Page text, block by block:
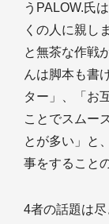
うPALOW.氏
くの人に親し
と無茶な作戦
んは脚本も書
ター」、「お
ことでスムー
とが多い」と
事をすること
4者の話題は